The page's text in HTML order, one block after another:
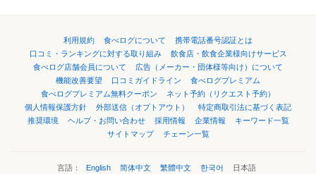
利用規約 食べログについて
携帯電話番号認証とは
口コミ・ランキングに対する取り組み
飲食店・飲食企業様向けサービス
食べログ店舗会員について
広告（メーカー・団体様等向け）について
機能改善要望
口コミガイドライン
食べログプレミアム
食べログプレミアム無料クーポン
ネット予約（リクエスト予約）
個人情報保護方針
外部送信（オプトアウト）
特定商取引法に基づく表記
推奨環境
ヘルプ・お問い合わせ 採用情報 企業情報
キーワード一覧
サイトマップ
チェーン一覧
言語： English 简体中文 繁體中文 한국어 日本語